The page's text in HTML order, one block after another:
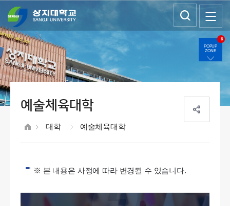
POPUP
ZONE
6
예술체육대학
대학 예술체육대학
※ 본 내용은 사정에 따라 변경될 수 있습니다.